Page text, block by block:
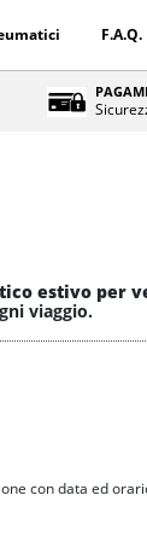
F.A.Q.
estivo per
viaggio.
con data ed